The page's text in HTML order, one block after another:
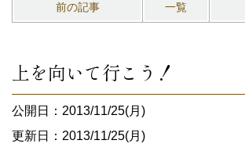
前の記事 一覧
上を向いて行こう！
公開日：2013/11/25(月)
更新日：2013/11/25(月)